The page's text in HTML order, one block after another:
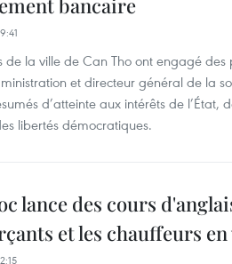
bancaire
de la ville de Can Tho ont engagé
et directeur général de la
d’atteinte aux intérêts de l’État,
libertés démocratiques.
lance des cours
et les chauffeurs en